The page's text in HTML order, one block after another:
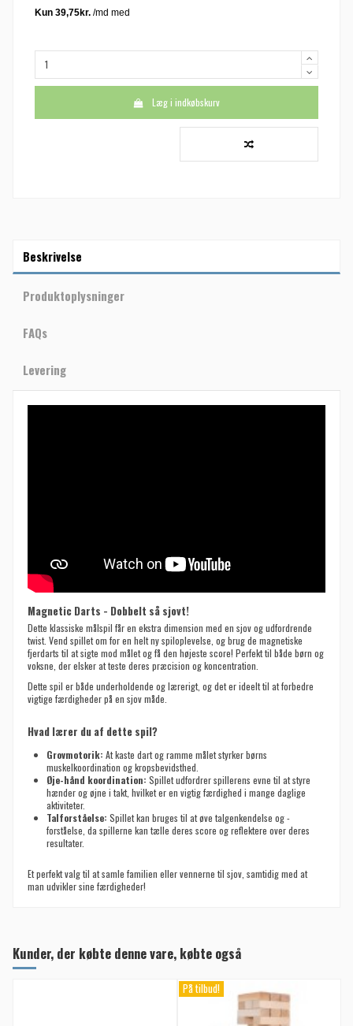
Læg i indkøbskurv
Beskrivelse
Produktoplysninger
FAQs
Levering
Magnetic Darts - Dobbelt så sjovt!
Dette klassiske målspil får en ekstra dimension med en sjov og udfordrende
twist. Vend spillet om for en helt ny spiloplevelse, og brug de magnetiske
fjerdarts til at sigte mod målet og få den højeste score! Perfekt til både børn og
voksne, der elsker at teste deres præcision og koncentration.
Dette spil er både underholdende og lærerigt, og det er ideelt til at forbedre
vigtige færdigheder på en sjov måde.
Hvad lærer du af dette spil?
Grovmotorik: At kaste dart og ramme målet styrker børns
muskelkoordination og kropsbevidsthed.
Øje-hånd koordination: Spillet udfordrer spillerens evne til at styre
hænder og øjne i takt, hvilket er en vigtig færdighed i mange daglige
aktiviteter.
Talforståelse: Spillet kan bruges til at øve talgenkendelse og -
forståelse, da spillerne kan tælle deres score og reflektere over deres
resultater.
Et perfekt valg til at samle familien eller vennerne til sjov, samtidig med at
man udvikler sine færdigheder!
Kunder, der købte denne vare, købte også
På tilbud!